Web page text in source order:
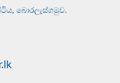
බොරලැස්ගමුව.